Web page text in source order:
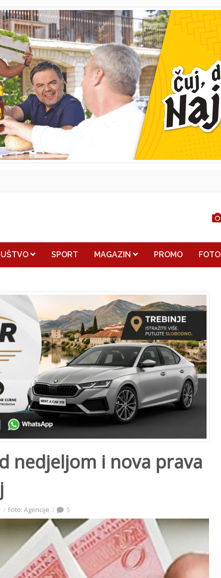
SPORT MAGAZIN PROMO FOTO
nedjeljom i nova prava
Foto: Agencije 5